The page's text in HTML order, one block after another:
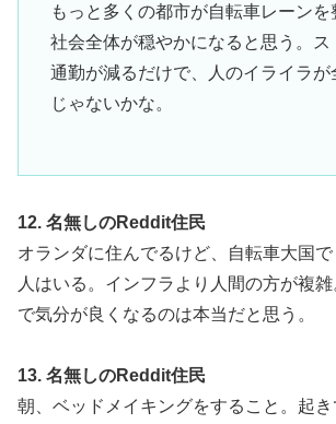
もっと多くの都市が自転車レーンを
社会全体が穏やかになると思う。ス
通勤が減るだけで、人のイライラが
じゃないかな。
12. 名無しのReddit住民
オランダに住んでるけど、自転車大国
人はいる。インフラより人間の方が複
で気分が良くなるのは本当だと思う。
13. 名無しのReddit住民
朝、ベッドメイキングをすること。起